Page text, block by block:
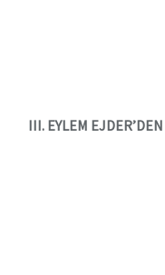
III. EYLEM EJDER’